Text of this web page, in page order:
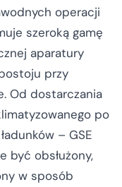
operacji
szeroką gamę
aparatury
przy
Od dostarczania
po
– GSE
być obsłużony,
w sposób